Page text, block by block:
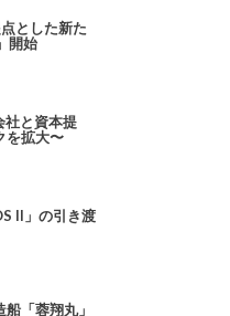
とした新た
開始
と資本提
を拡大〜
II」の引き渡
「蓉翔丸」